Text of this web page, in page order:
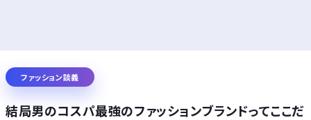
ファッション談義
結局男のコスパ最強のファッションブランドってここだ